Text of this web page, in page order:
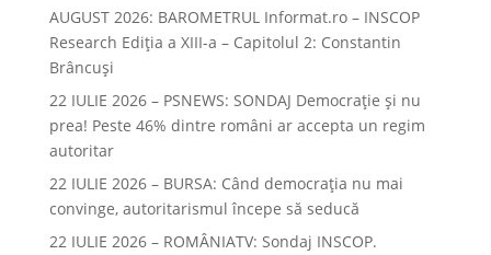
AUGUST 2026: BAROMETRUL Informat.ro – INSCOP
Research Ediția a XIII-a – Capitolul 2: Constantin
Brâncuși
22 IULIE 2026 – PSNEWS: SONDAJ Democrație și nu
prea! Peste 46% dintre români ar accepta un regim
autoritar
22 IULIE 2026 – BURSA: Când democraţia nu mai
convinge, autoritarismul începe să seducă
22 IULIE 2026 – ROMÂNIATV: Sondaj INSCOP.